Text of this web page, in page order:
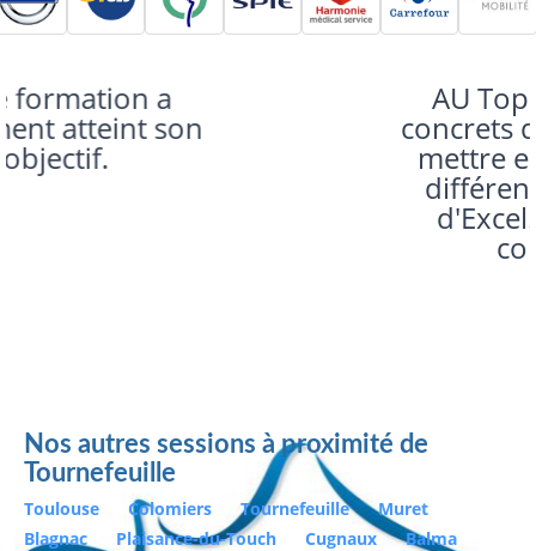
AU Top ! Des exercices
concrets qui permettent de
mettre en application les
Nos autres sessions à proximité de
Tournefeuille
Toulouse Colomiers Tournefeuille
Muret
Blagnac
Plaisance-du-Touch Cugnaux
Balma